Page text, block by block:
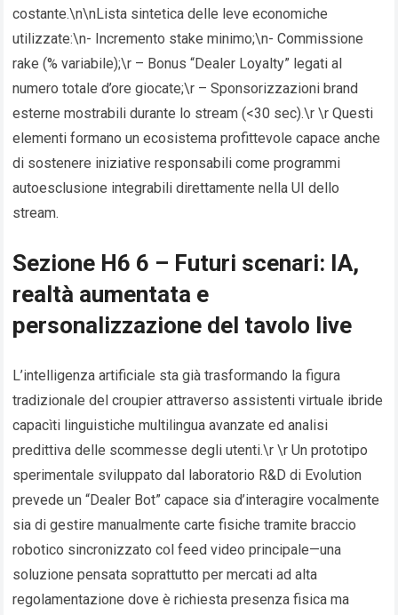
costante.\n\nLista sintetica delle leve economiche
utilizzate:\n- Incremento stake minimo;\n- Commissione
rake (% variabile);\r – Bonus “Dealer Loyalty” legati al
numero totale d’ore giocate;\r – Sponsorizzazioni brand
esterne mostrabili durante lo stream (<30 sec).\r \r Questi
elementi formano un ecosistema profittevole capace anche
di sostenere iniziative responsabili come programmi
autoesclusione integrabili direttamente nella UI dello
stream.
Sezione H6 6 – Futuri scenari: IA,
realtà aumentata e
personalizzazione del tavolo live
L’intelligenza artificiale sta già trasformando la figura
tradizionale del croupier attraverso assistenti virtuale ibride
capac­ì­ti linguistiche multilingua avanzate ed analisi
predittiva delle scommesse degli utenti.\r \r Un prototipo
sperimentale sviluppato dal laboratorio R&D di Evolution
prevede un “Dealer Bot” capace sia d’interagire vocalmente
sia di gestire manualmente carte fisiche tramite braccio
robotico sincronizzato col feed video principale—una
soluzione pensata soprattutto per mercati ad alta
regolamentazione dove è richiesta presenza fisica ma